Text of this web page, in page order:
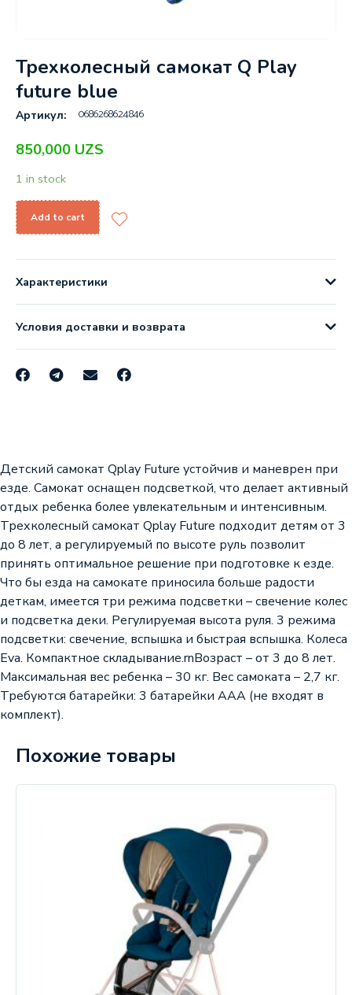
Трехколесный самокат Q Play
future blue
Артикул: 0686268624846
850,000 UZS
1 in stock
Add to cart
Характеристики
Условия доставки и возврата
Детский самокат Qplay Future устойчив и маневрен при
езде. Самокат оснащен подсветкой, что делает активный
отдых ребенка более увлекательным и интенсивным.
Трехколесный самокат Qplay Future подходит детям от 3
до 8 лет, а регулируемый по высоте руль позволит
принять оптимальное решение при подготовке к езде.
Что бы езда на самокате приносила больше радости
деткам, имеется три режима подсветки – свечение колес
и подсветка деки. Регулируемая высота руля. 3 режима
подсветки: свечение, вспышка и быстрая вспышка. Колеса
Eva. Компактное складывание.rnВозраст – от 3 до 8 лет.
Максимальная вес ребенка – 30 кг. Вес самоката – 2,7 кг.
Требуются батарейки: 3 батарейки ААА (не входят в
комплект).
Похожие товары